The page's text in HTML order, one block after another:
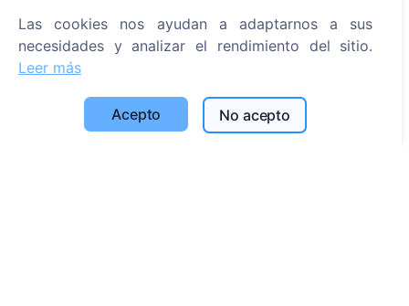
Preguntas frecuentes
Eventos
Política de privacidad
Política de pagos
Las cookies nos ayudan a adaptarnos a sus
necesidades y analizar el rendimiento del sitio.
Leer más
Acepto No acepto